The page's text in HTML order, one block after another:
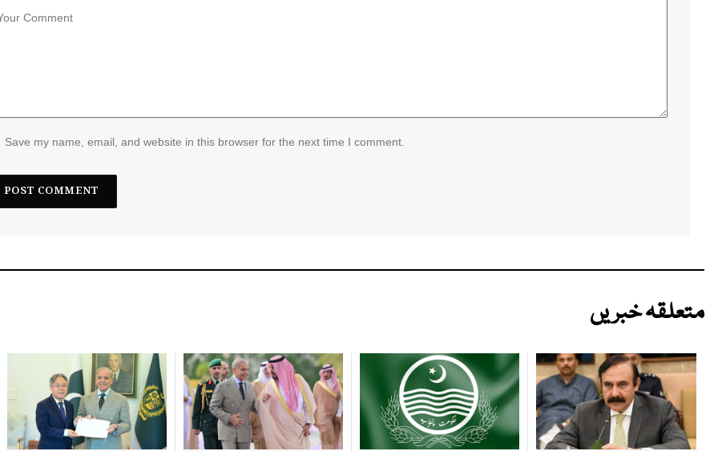
Save my name, email, and website in this browser for the next time I comment.
متعلقہ خبریں